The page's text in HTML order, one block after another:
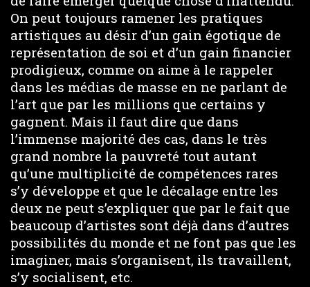
On peut toujours ramener les pratiques
artistiques au désir d’un gain égotique de
représentation de soi et d’un gain financier
prodigieux, comme on aime à le rappeler
dans les médias de masse en ne parlant de
l’art que par les millions que certains y
gagnent. Mais il faut dire que dans
l’immense majorité des cas, dans le très
grand nombre la pauvreté tout autant
qu’une multiplicité de compétences rares
s’y développe et que le décalage entre les
deux ne peut s’expliquer que par le fait que
beaucoup d’artistes sont déjà dans d’autres
possibilités du monde et ne font pas que les
imaginer, mais s’organisent, ils travaillent,
s’y socialisent, etc.